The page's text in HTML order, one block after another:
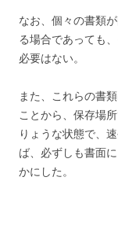
なお、個々の書類
る場合であっても
必要はない。
また、これらの書
ことから、保存場
りょうな状態で、
ば、必ずしも書面
かにした。